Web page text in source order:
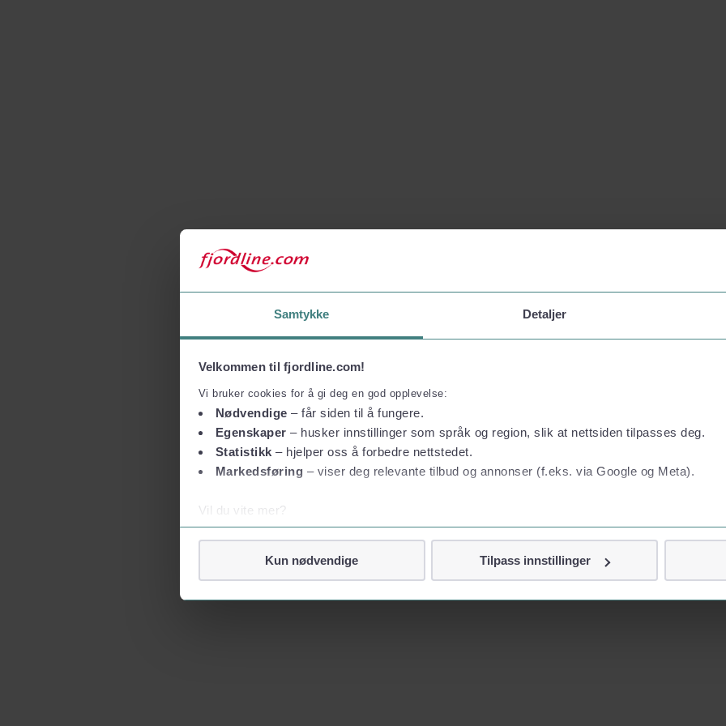
Samtykke Detaljer
Velkommen til fjordline.com!
Vi bruker cookies for å gi deg en god opplevelse:
Nødvendige – får siden til å fungere.
Egenskaper – husker innstillinger som språk og region, slik at nettsiden tilpasses deg.
Statistikk – hjelper oss å forbedre nettstedet.
Markedsføring – viser deg relevante tilbud og annonser (f.eks. via Google og Meta).
Vil du vite mer?
Om informasjonskapsler
Kun nødvendige Tilpass innstillinger